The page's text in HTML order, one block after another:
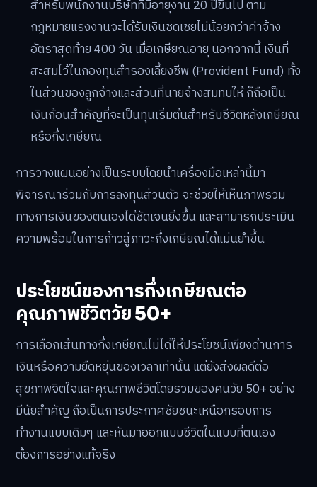
สำหรับพนักงานบริษัทที่มีอายุงาน 20 ปีขึ้นไป ตาม
กฎหมายแรงงานจะได้รับเงินชดเชยไม่น้อยกว่าค่าจ้าง
อัตราสุดท้าย 400 วัน เมื่อเกษียณอายุ นอกจากนี้ เงินที่
สะสมไว้ในกองทุนสำรองเลี้ยงชีพ (Provident Fund) ทั้ง
ในส่วนของลูกจ้างและส่วนที่นายจ้างสมทบให้ ก็ถือเป็น
เงินก้อนสำคัญที่จะเป็นทุนเริ่มต้นสำหรับชีวิตหลังเกษียณ
หรือกึ่งเกษียณ
การวางแผนอย่างเป็นระบบโดยนำเครื่องมือเหล่านี้มา
พิจารณาร่วมกับการลงทุนส่วนตัว จะช่วยให้เห็นภาพรวม
ทางการเงินของตนเองได้ชัดเจนยิ่งขึ้น และสามารถประเมิน
ความพร้อมในการก้าวสู่ภาวะกึ่งเกษียณได้แม่นยำขึ้น
ประโยชน์ของการกึ่งเกษียณต่อ
คุณภาพชีวิตวัย 50+
การเลือกเส้นทางกึ่งเกษียณไม่ได้ให้ประโยชน์เพียงด้านการ
เงินหรือความยืดหยุ่นของเวลาเท่านั้น แต่ยังส่งผลดีต่อ
สุขภาพจิตใจและคุณภาพชีวิตโดยรวมของคนวัย 50+ อย่าง
มีนัยสำคัญ ถือเป็นการประกาศชัยชนะเหนือกรอบการ
ทำงานแบบเดิมๆ และหันมาออกแบบชีวิตในแบบที่ตนเอง
ต้องการอย่างแท้จริง